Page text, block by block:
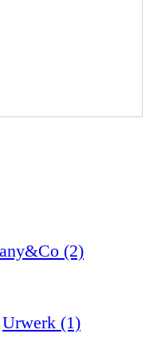
(2)
Urwerk (1)